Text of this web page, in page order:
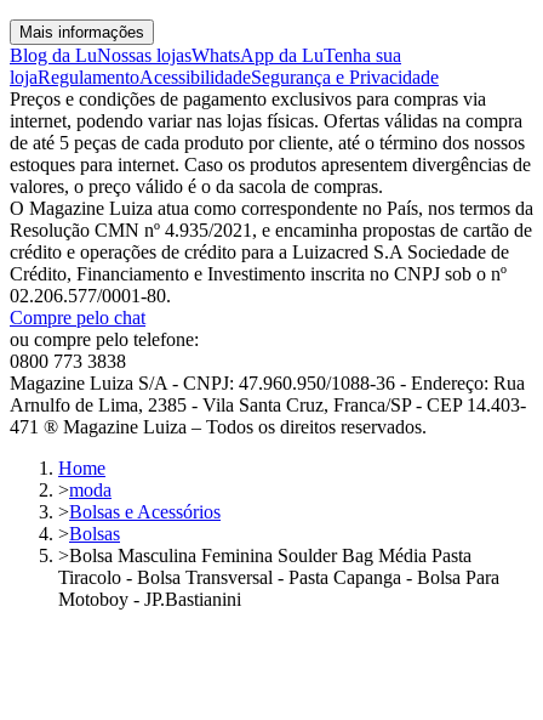
Mais informações
Blog da LuNossas lojasWhatsApp da LuTenha sua
lojaRegulamentoAcessibilidadeSegurança e Privacidade
Preços e condições de pagamento exclusivos para compras via
internet, podendo variar nas lojas físicas. Ofertas válidas na compra
de até 5 peças de cada produto por cliente, até o término dos nossos
estoques para internet. Caso os produtos apresentem divergências de
valores, o preço válido é o da sacola de compras.
O Magazine Luiza atua como correspondente no País, nos termos da
Resolução CMN nº 4.935/2021, e encaminha propostas de cartão de
crédito e operações de crédito para a Luizacred S.A Sociedade de
Crédito, Financiamento e Investimento inscrita no CNPJ sob o nº
02.206.577/0001-80.
Compre pelo chat
ou compre pelo telefone:
0800 773 3838
Magazine Luiza S/A - CNPJ: 47.960.950/1088-36 - Endereço: Rua
Arnulfo de Lima, 2385 - Vila Santa Cruz, Franca/SP - CEP 14.403-
471 ® Magazine Luiza – Todos os direitos reservados.
Home
>moda
>Bolsas e Acessórios
>Bolsas
>Bolsa Masculina Feminina Soulder Bag Média Pasta
Tiracolo - Bolsa Transversal - Pasta Capanga - Bolsa Para
Motoboy - JP.Bastianini